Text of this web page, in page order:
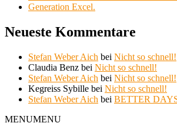
Generation Excel.
Neueste Kommentare
Stefan Weber Aich bei Nicht so schnell!
Claudia Benz bei Nicht so schnell!
Stefan Weber Aich bei Nicht so schnell!
Kegreiss Sybille bei Nicht so schnell!
Stefan Weber Aich bei BETTER
MENUMENU